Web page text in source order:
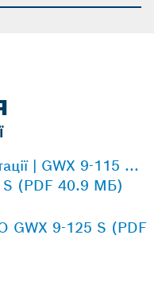
| GWX 9-115 ...
S (PDF 40.9 МБ)
GWX 9-125 S (PDF